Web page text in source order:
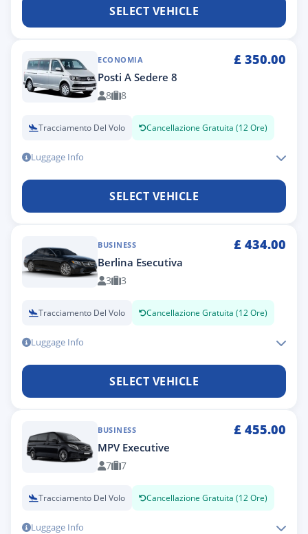
SELECT VEHICLE
ECONOMIA £ 350.00
Posti A Sedere 8
8 8
Tracciamento Del Volo Cancellazione Gratuita (12 Ore)
Luggage Info
SELECT VEHICLE
BUSINESS £ 434.00
Berlina Esecutiva
3 3
Tracciamento Del Volo Cancellazione Gratuita (12 Ore)
Luggage Info
SELECT VEHICLE
BUSINESS £ 455.00
MPV Executive
7 7
Tracciamento Del Volo Cancellazione Gratuita (12 Ore)
Luggage Info